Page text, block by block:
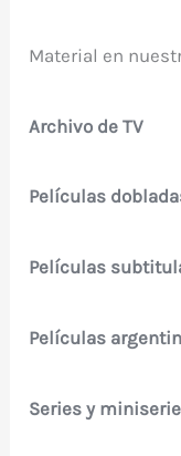
Material en
Archivo de TV
Películas
Películas
Películas
Series y